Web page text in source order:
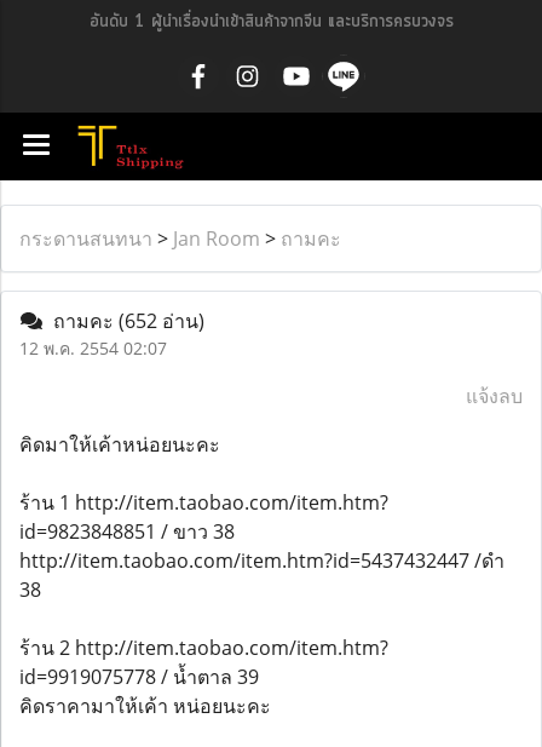
อันดับ 1 ผู้นำเรื่องนำเข้าสินค้าจากจีน และบริการครบวงจร
กระดานสนทนา > Jan Room > ถามคะ
ถามคะ (652 อ่าน)
12 พ.ค. 2554 02:07
แจ้งลบ
คิดมาให้เค้าหน่อยนะคะ
ร้าน 1 http://item.taobao.com/item.htm?
id=9823848851 / ขาว 38
http://item.taobao.com/item.htm?id=5437432447 /ดำ
38
ร้าน 2 http://item.taobao.com/item.htm?
id=9919075778 / น้ำตาล 39
คิดราคามาให้เค้า หน่อยนะคะ